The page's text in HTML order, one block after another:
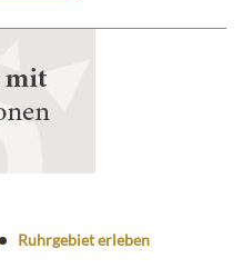
Ruhrgebiet erleben